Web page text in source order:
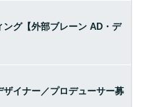
グ【外部ブレーン AD・デ
イナー／プロデューサー募